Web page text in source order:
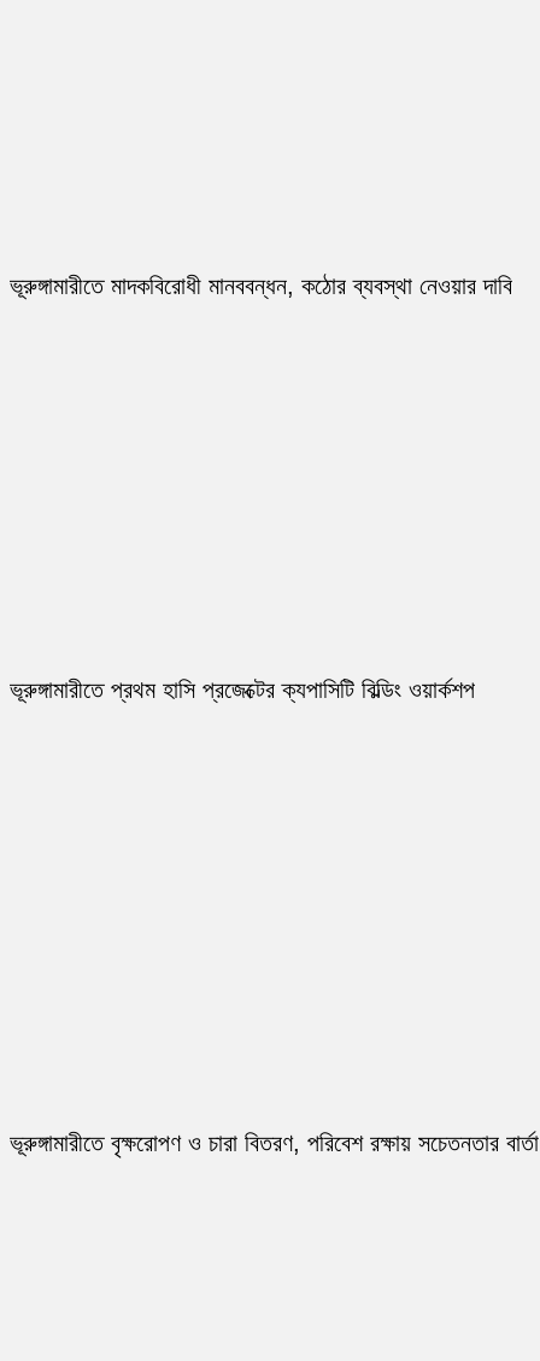
ভূরুঙ্গামারীতে মাদকবিরোধী মানববন্ধন, কঠোর ব্যবস্থা নেওয়ার দাবি
ভূরুঙ্গামারীতে প্রথম হাসি প্রজেক্টের ক্যপাসিটি বিল্ডিং ওয়ার্কশপ
ভূরুঙ্গামারীতে বৃক্ষরোপণ ও চারা বিতরণ, পরিবেশ রক্ষায় সচেতনতার বার্তা